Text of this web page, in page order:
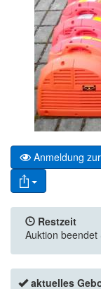
Anmeldung
Restzeit
Auktion beendet
aktuelles